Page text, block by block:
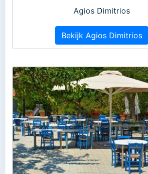
Agios Dimitrios
Bekijk Agios Dimitrios